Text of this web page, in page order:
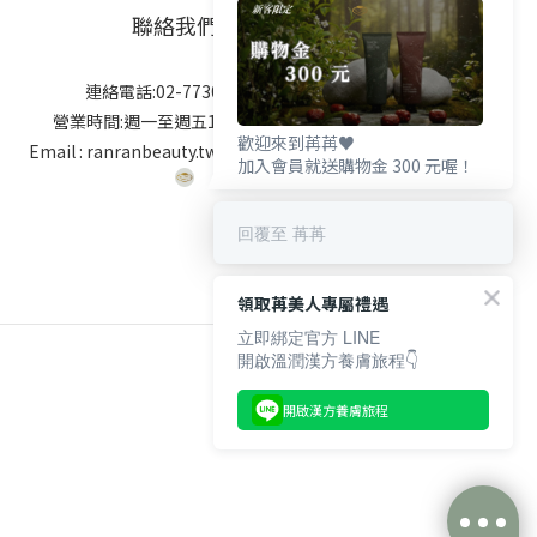
聯絡我們
連絡電話:02-7730-3908
營業時間:週一至週五10:00-18:00
Email : ranranbeauty.tw@gmail.com
歡迎來到苒苒♥️
加入會員就送購物金 300 元喔！
回覆至 苒苒
領取苒美人專屬禮遇
立即綁定官方 LINE
開啟溫潤漢方養膚旅程👇
開啟漢方養膚旅程